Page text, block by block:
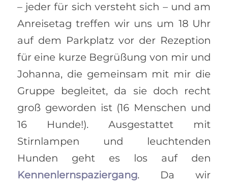
– jeder für sich versteht sich – und am
Anreisetag treffen wir uns um 18 Uhr
auf dem Parkplatz vor der Rezeption
für eine kurze Begrüßung von mir und
Johanna, die gemeinsam mit mir die
Gruppe begleitet, da sie doch recht
groß geworden ist (16 Menschen und
16 Hunde!). Ausgestattet mit
Stirnlampen und leuchtenden
Hunden geht es los auf den
Kennenlernspaziergang. Da wir